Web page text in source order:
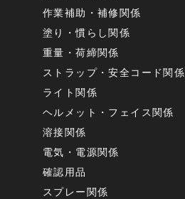
作業補助・補修関係
塗り・慣らし関係
重量・荷締関係
ストラップ・安全コード関係
ライト関係
ヘルメット・フェイス関係
溶接関係
電気・電源関係
確認用品
スプレー関係